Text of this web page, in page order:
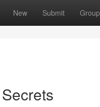
New Submit